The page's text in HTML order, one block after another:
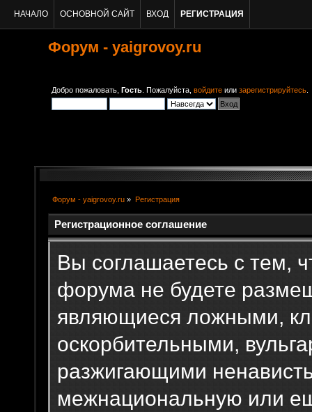
НАЧАЛО ОСНОВНОЙ САЙТ ВХОД РЕГИСТРАЦИЯ
Форум - yaigrovoy.ru
Добро пожаловать, Гость . Пожалуйста, войдите или зарегистрируйтесь
Форум - yaigrovoy.ru » Регистрация
Регистрационное соглашение
Вы соглашаетесь с тем,
форума не будете
являющиеся ложными,
оскорбительными,
разжигающими
межнациональную или